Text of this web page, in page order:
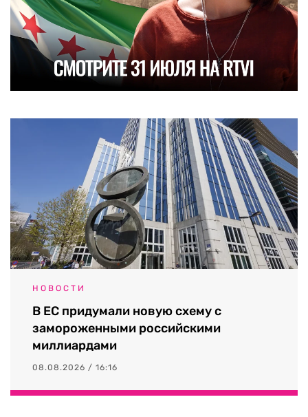
НОВОСТИ
В ЕС придумали новую схему с
замороженными российскими
миллиардами
08.08.2026 / 16:16